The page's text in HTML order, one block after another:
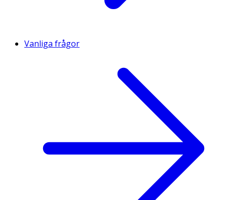
Vanliga frågor